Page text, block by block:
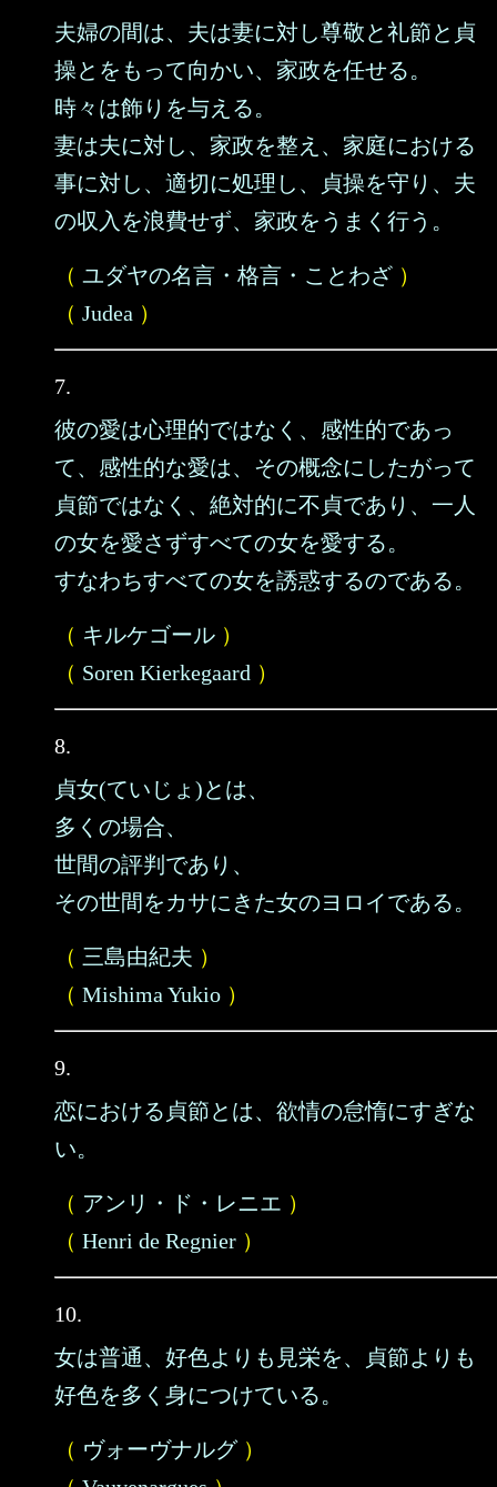
夫婦の間は、夫は妻に対し尊敬と礼節と貞
操とをもって向かい、家政を任せる。
時々は飾りを与える。
妻は夫に対し、家政を整え、家庭における
事に対し、適切に処理し、貞操を守り、夫
の収入を浪費せず、家政をうまく行う。
（ ユダヤの名言・格言・ことわざ ）
（ Judea ）
7.
彼の愛は心理的ではなく、感性的であっ
て、感性的な愛は、その概念にしたがって
貞節ではなく、絶対的に不貞であり、一人
の女を愛さずすべての女を愛する。
すなわちすべての女を誘惑するのである。
（ キルケゴール ）
（ Soren Kierkegaard ）
8.
貞女(ていじょ)とは、
多くの場合、
世間の評判であり、
その世間をカサにきた女のヨロイである。
（ 三島由紀夫 ）
（ Mishima Yukio ）
9.
恋における貞節とは、欲情の怠惰にすぎな
い。
（ アンリ・ド・レニエ ）
（ Henri de Regnier ）
10.
女は普通、好色よりも見栄を、貞節よりも
好色を多く身につけている。
（ ヴォーヴナルグ）